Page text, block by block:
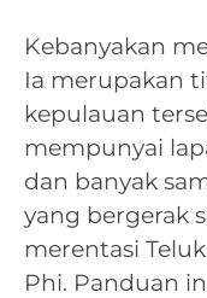
Kebanyakan
Ia merupakan
kepulauan
mempunyai
dan banyak
yang bergerak
merentasi
Phi. Panduan